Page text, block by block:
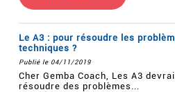
Le A3 : pour résoudre les
techniques ?
Publié le 04/11/2019
Cher Gemba Coach, Les A3
résoudre des problèmes...